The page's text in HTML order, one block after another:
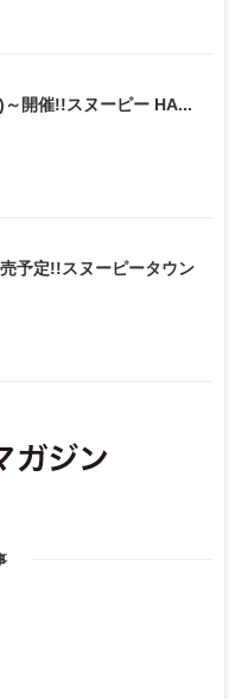
開催!!スヌーピー HA...
予定!!スヌーピータウン